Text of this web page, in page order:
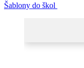
Šablony do škol